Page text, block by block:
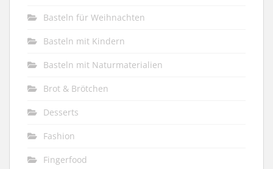
Basteln für Weihnachten
Basteln mit Kindern
Basteln mit Naturmaterialien
Brot & Brötchen
Desserts
Fashion
Fingerfood